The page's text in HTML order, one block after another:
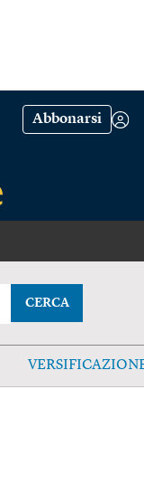
Abbonarsi
CERCA